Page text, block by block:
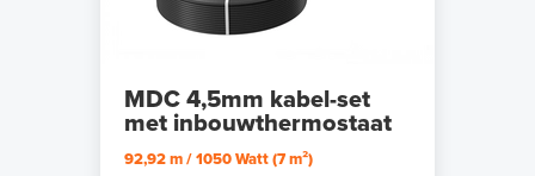
MDC 4,5mm kabel-set
met inbouwthermostaat
92,92 m / 1050 Watt (7 m²)